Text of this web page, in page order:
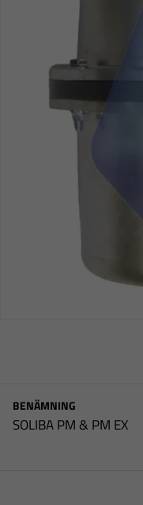
BENÄMNING
SOLIBA PM & PM EX